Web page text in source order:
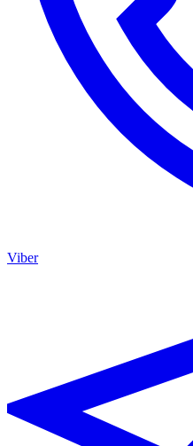
Viber